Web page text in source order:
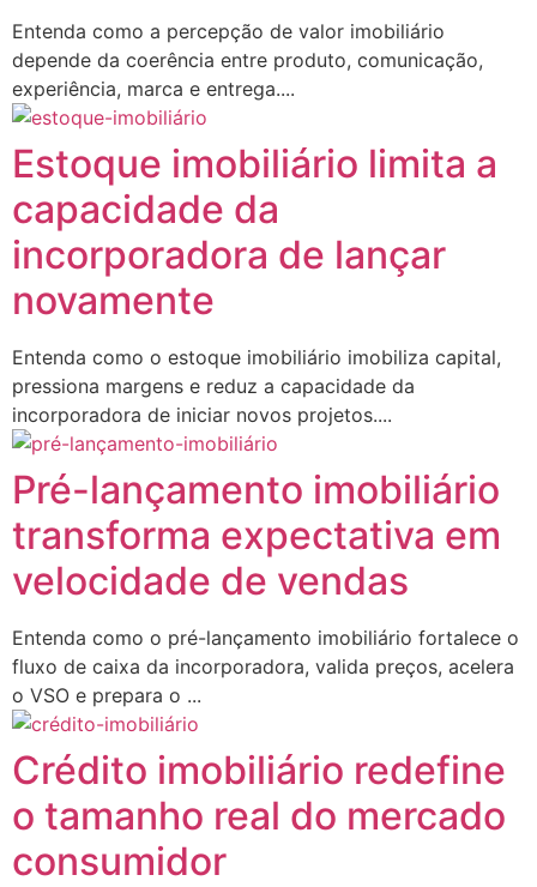
Entenda como a percepção de valor imobiliário
depende da coerência entre produto, comunicação,
experiência, marca e entrega....
Estoque imobiliário limita a
capacidade da
incorporadora de lançar
novamente
Entenda como o estoque imobiliário imobiliza capital,
pressiona margens e reduz a capacidade da
incorporadora de iniciar novos projetos....
Pré-lançamento imobiliário
transforma expectativa em
velocidade de vendas
Entenda como o pré-lançamento imobiliário fortalece o
fluxo de caixa da incorporadora, valida preços, acelera
o VSO e prepara o ...
Crédito imobiliário redefine
o tamanho real do mercado
consumidor